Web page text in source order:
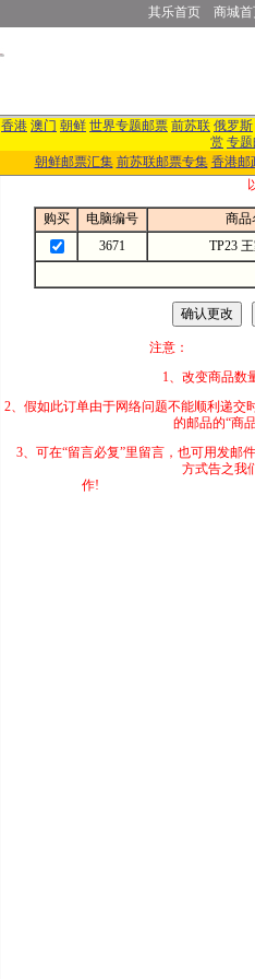
其乐首页 商城
香港 澳门 朝鲜 世界专题邮票 前苏联 俄罗斯
赏 专
朝鲜邮票汇集 前苏联邮票专集 香港邮
购买 电脑编号 商品
3671
TP23
注意：
1、改变商品数量和减少
2、假如此订单由于网
的邮品的“商
3、可在“留言必复”
方式告之我
作!